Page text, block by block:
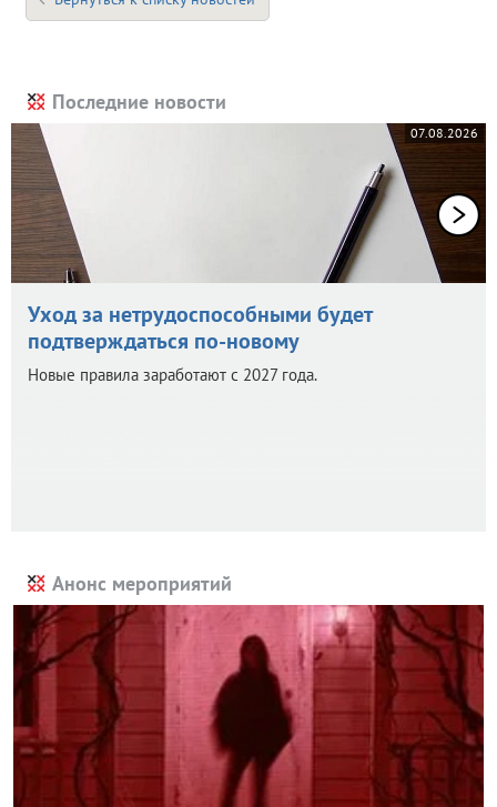
Последние новости
07.08.2026
Уход за нетрудоспособными будет
подтверждаться по-новому
Новые правила заработают с 2027 года.
Анонс мероприятий